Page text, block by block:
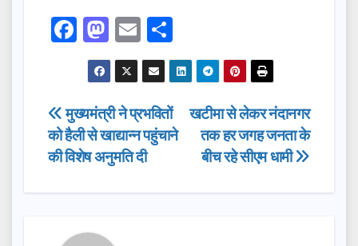
F
a
c
e
b
o
M
a
st
o
d
o
E
m
ail
h
ar
e
Post
navigation
खटीमा से लेकर नंदानगर
तक हर जगह जनता के
बीच रहे सीएम धामी
मुख्यमंत्री ने प्रभवितों
को हैली से खाद्यान्न पहुंचाने
की विशेष अनुमति दी